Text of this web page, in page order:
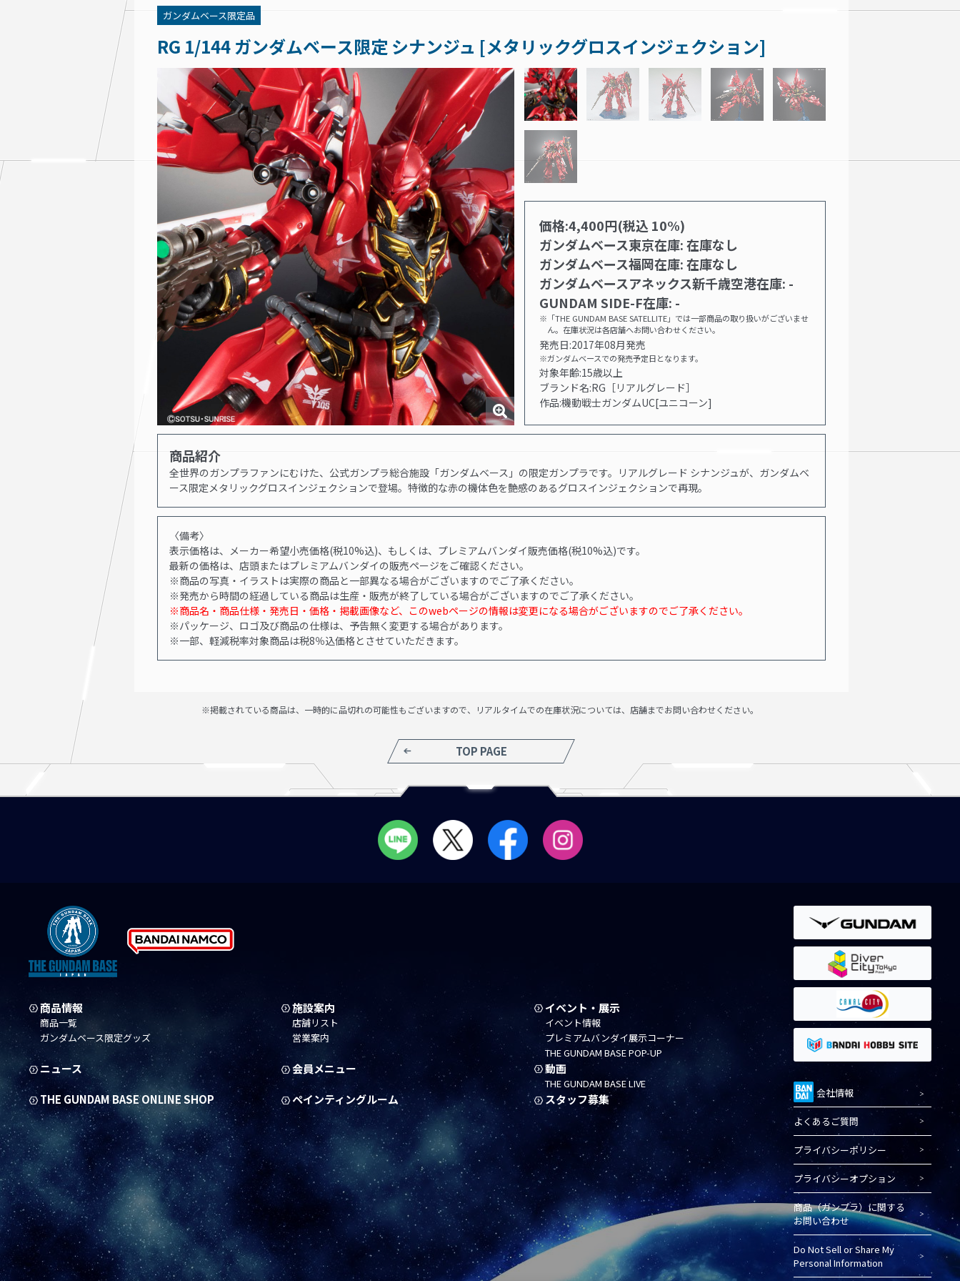
ガンダムベース限定品
RG 1/144 ガンダムベース限定 シナンジュ [メタリックグロスインジェクション]
価格:4,400円(税込 10%)
ガンダムベース東京在庫: 在庫なし
ガンダムベース福岡在庫: 在庫なし
ガンダムベースアネックス新千歳空港在庫: -
GUNDAM SIDE-F在庫: -
※「THE GUNDAM BASE SATELLITE」では一部商品の取り扱いがございませ
ん。在庫状況は各店舗へお問い合わせください。
発売日:2017年08月発売
※ガンダムベースでの発売予定日となります。
対象年齢:15歳以上
ブランド名:RG［リアルグレード］
作品:機動戦士ガンダムUC[ユニコーン]
商品紹介
全世界のガンプラファンにむけた、公式ガンプラ総合施設「ガンダムベース」の限定ガンプラです。リアルグレード シナンジュが、ガンダムベ
ース限定メタリックグロスインジェクションで登場。特徴的な赤の機体色を艶感のあるグロスインジェクションで再現。
〈備考〉
表示価格は、メーカー希望小売価格(税10%込)、もしくは、プレミアムバンダイ販売価格(税10%込)です。
最新の価格は、店頭またはプレミアムバンダイの販売ページをご確認ください。
※商品の写真・イラストは実際の商品と一部異なる場合がございますのでご了承ください。
※発売から時間の経過している商品は生産・販売が終了している場合がございますのでご了承ください。
※商品名・商品仕様・発売日・価格・掲載画像など、このwebページの情報は変更になる場合がございますのでご了承ください。
※パッケージ、ロゴ及び商品の仕様は、予告無く変更する場合があります。
※一部、軽減税率対象商品は税8％込価格とさせていただきます。
※掲載されている商品は、一時的に品切れの可能性もございますので、リアルタイムでの在庫状況については、店舗までお問い合わせください。
TOP PAGE
商品情報
商品一覧
ガンダムベース限定グッズ
施設案内
店舗リスト
営業案内
イベント・展示
イベント情報
プレミアムバンダイ展示コーナー
THE GUNDAM BASE POP-UP
ニュース 会員メニュー 動画
THE GUNDAM BASE LIVE
THE GUNDAM BASE ONLINE SHOP ペインティングルーム スタッフ募集 会社情報
よくあるご質問
プライバシーポリシー
プライバシーオプション
商品（ガンプラ）に関する
お問い合わせ
Do Not Sell or Share My
Personal Information